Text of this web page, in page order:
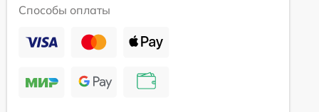
Способы оплаты